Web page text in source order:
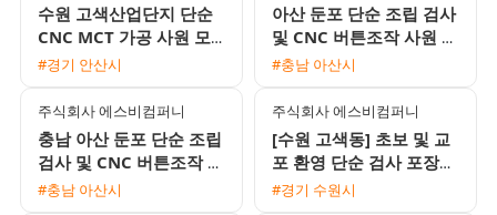
수원 고색산업단지 단순
CNC MCT 가공 사원 모
집 초보자 가능 2교대 근
#경기 안산시
아산 둔포 단순 조립 검사
및 CNC 버튼조작 사원 모
집 통근버스 운행 정착수
#충남 아산시
주식회사 에스비컴퍼니
충남 아산 둔포 단순 조립
검사 및 CNC 버튼조작 모
집 (주간고정 및 2교대 선
#충남 아산시
주식회사 에스비컴퍼니
[수원 고색동] 초보 및 교
포 환영 단순 검사 포장
및 가공 사원 모집 (주급
#경기 수원시